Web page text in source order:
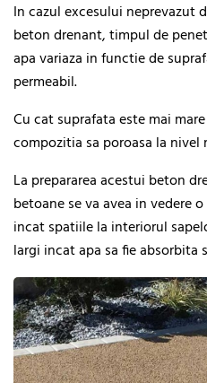
In cazul excesului neprevazut
beton drenant, timpul de
apa variaza in functie de
permeabil.
Cu cat suprafata este mai
compozitia sa poroasa la nivel
La prepararea acestui beton
betoane se va avea in vedere
incat spatiile la interiorul
largi incat apa sa fie absorbita